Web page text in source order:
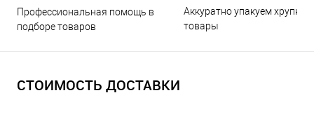
Профессиональная помощь в
подборе товаров
Аккуратно упакуем хрупкие
товары
СТОИМОСТЬ ДОСТАВКИ